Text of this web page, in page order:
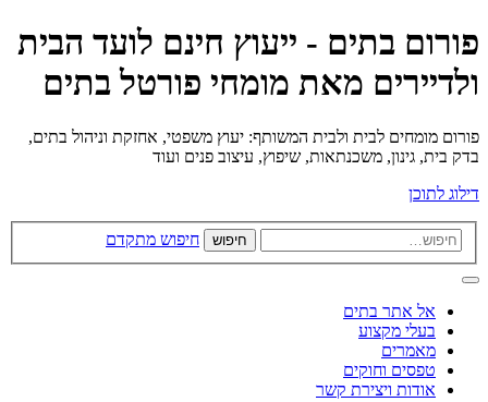
פורום בתים - ייעוץ חינם לועד הבית
ולדיירים מאת מומחי פורטל בתים
פורום מומחים לבית ולבית המשותף: יעוץ משפטי, אחזקת וניהול בתים,
בדק בית, גינון, משכנתאות, שיפוץ, עיצוב פנים ועוד
דילוג לתוכן
חיפוש חיפוש מתקדם
אל אתר בתים
בעלי מקצוע
מאמרים
טפסים וחוקים
אודות ויצירת קשר